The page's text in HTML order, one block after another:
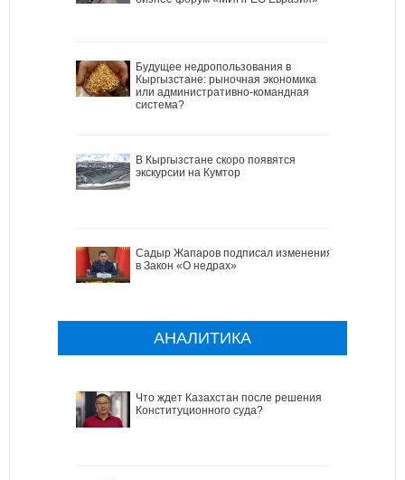
Будущее недропользования в
Кыргызстане: рыночная экономика
или административно-командная
система?
В Кыргызстане скоро появятся
экскурсии на Кумтор
Садыр Жапаров подписал изменения
в Закон «О недрах»
АНАЛИТИКА
Что ждет Казахстан после решения
Конституционного суда?